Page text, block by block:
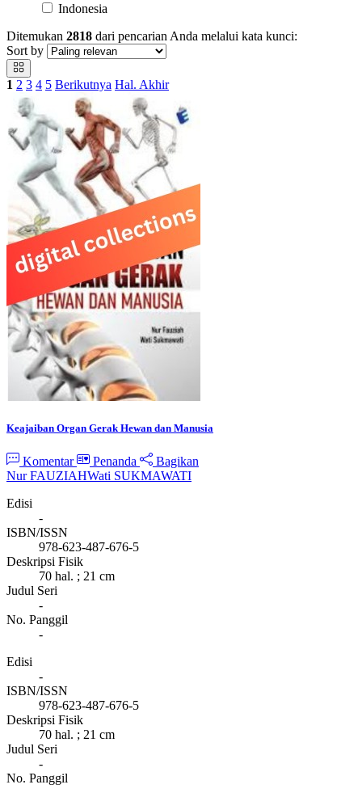
Indonesia
Ditemukan 2818 dari pencarian Anda melalui kata kunci:
Sort by
1 2 3 4 5 Berikutnya Hal. Akhir
Keajaiban Organ Gerak Hewan dan Manusia
Komentar Penanda
Bagikan
Nur FAUZIAHWati SUKMAWATI
Edisi
-
ISBN/ISSN
978-623-487-676-5
Deskripsi Fisik
70 hal. ; 21 cm
Judul Seri
-
No. Panggil
-
Edisi
-
ISBN/ISSN
978-623-487-676-5
Deskripsi Fisik
70 hal. ; 21 cm
Judul Seri
-
No. Panggil